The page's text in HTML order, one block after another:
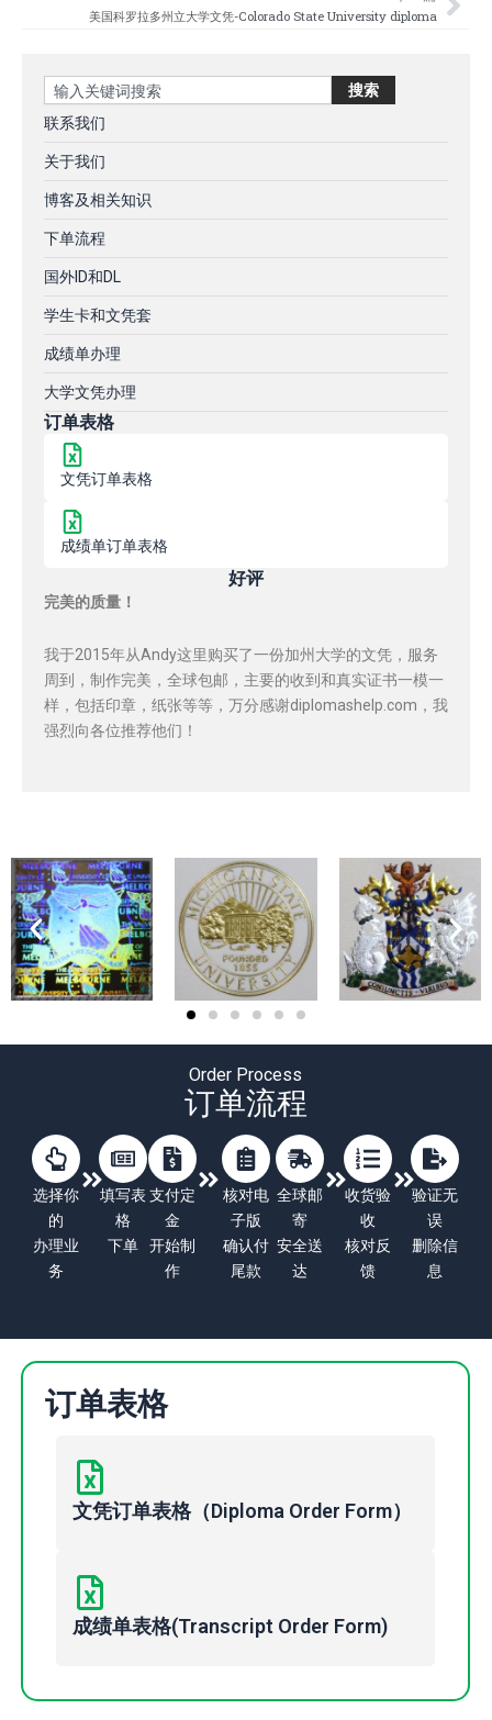
美国科罗拉多州立大学文凭-Colorado State University diploma
Search 搜索
联系我们
关于我们
博客及相关知识
下单流程
国外ID和DL
学生卡和文凭套
成绩单办理
大学文凭办理
订单表格
文凭订单表格
成绩单订单表格
好评
完美的质量！
我于2015年从Andy这里购买了一份加州大学的文凭，服务
周到，制作完美，全球包邮，主要的收到和真实证书一模一
样，包括印章，纸张等等，万分感谢diplomashelp.com，我
强烈向各位推荐他们！
Order Process
订单流程
选择你
的
办理业
务
填写表
格
下单
支付定
金
开始制
作
核对电
子版
确认付
尾款
全球邮
寄
安全送
达
收货验
收
核对反
馈
验证无
误
删除信
息
订单表格
文凭订单表格（Diploma Order Form）
成绩单表格(Transcript Order Form)